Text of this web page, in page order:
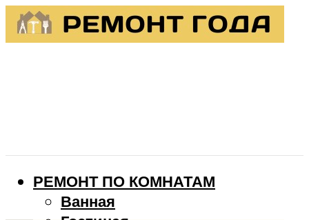
РЕМОНТ ПО КОМНАТАМ
Ванная